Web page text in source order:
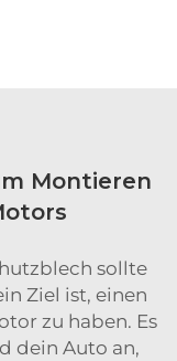
Montieren
sollte
Ziel ist, einen
zu haben. Es
dein Auto an,